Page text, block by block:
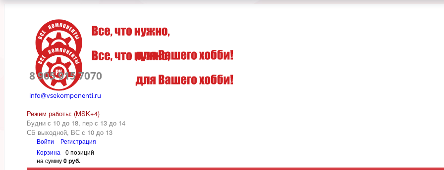
8 905 915 7070
info@vsekomponenti.ru
Режим работы: (MSK+4)
Будни с 10 до 18, пер с 13 до 14
СБ выходной, ВС с 10 до 13
Войти
Регистрация
Корзина
0 позиций
на сумму0 руб.